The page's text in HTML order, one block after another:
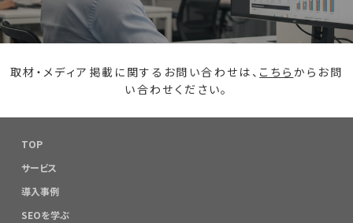
取材・メディア掲載に関するお問い合わせは、 こちら からお問
い合わせください。
TOP
サービス
導入事例
SEOを学ぶ